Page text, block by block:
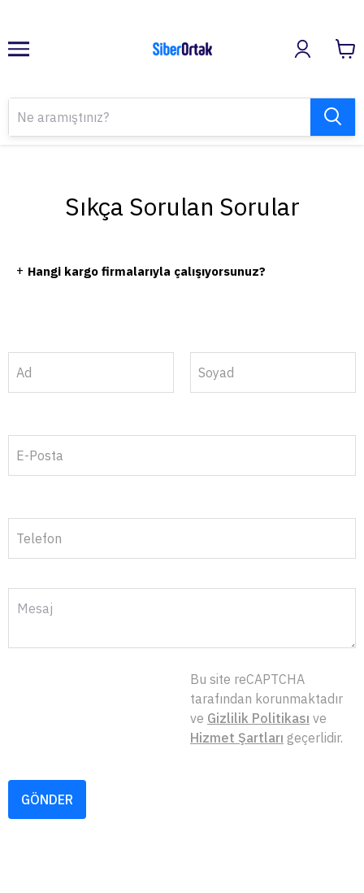
Sıkça Sorulan Sorular
+ Hangi kargo firmalarıyla çalışıyorsunuz?
Ad Soyad
E-Posta
Telefon
Bu site reCAPTCHA
tarafından korunmaktadır
ve Gizlilik Politikası ve
Hizmet Şartları geçerlidir.
GÖNDER